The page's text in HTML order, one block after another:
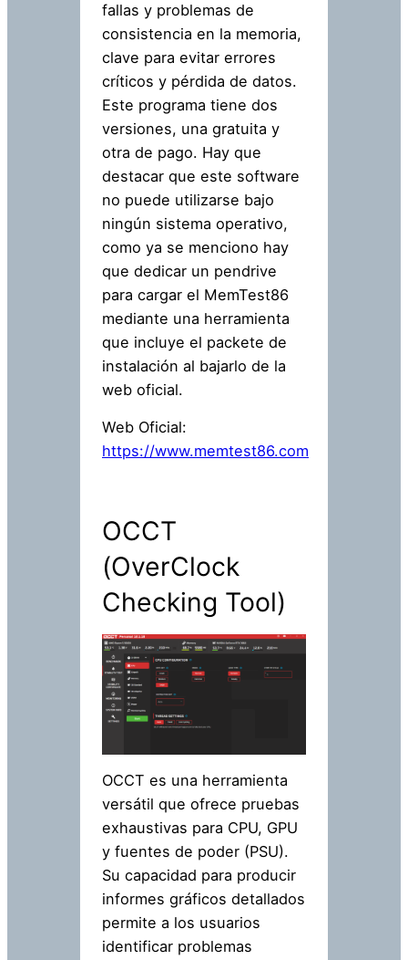
fallas y problemas de
consistencia en la memoria,
clave para evitar errores
críticos y pérdida de datos.
Este programa tiene dos
versiones, una gratuita y
otra de pago. Hay que
destacar que este software
no puede utilizarse bajo
ningún sistema operativo,
como ya se menciono hay
que dedicar un pendrive
para cargar el MemTest86
mediante una herramienta
que incluye el packete de
instalación al bajarlo de la
web oficial.
Web Oficial:
https://www.memtest86.com
OCCT
(OverClock
Checking Tool)
OCCT es una herramienta
versátil que ofrece pruebas
exhaustivas para CPU, GPU
y fuentes de poder (PSU).
Su capacidad para producir
informes gráficos detallados
permite a los usuarios
identificar problemas